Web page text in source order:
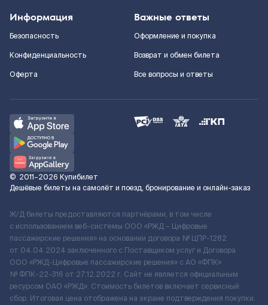
Информация
Безопасность
Конфиденциальность
Оферта
Важные ответы
Оформление и покупка
Возврат и обмен билета
Все вопросы и ответы
© 2011–2026 Купибилет
Дешёвые билеты на самолёт и поезд, бронирование и онлайн-заказ
Ж/Д билеты предоставляются партнёрами, в том числе
с использованием веб-системы ООО «РЖД – Цифровые
пассажирские решения» на основании договора № ЦПР-1282
от 04.04.2024 заключенного с Поставщиком услуг и Договора
ООО «РЖД-Цифровые пассажирские решения» c АО «ФПК»
№ ФПК-22-316 от 27.12.2022 г. Сайт не является официальным
ресурсом ОАО «РЖД». Стоимость билетов включает сервисный
сбор. Итоговая цена отображена на экране подтверждения покупки.